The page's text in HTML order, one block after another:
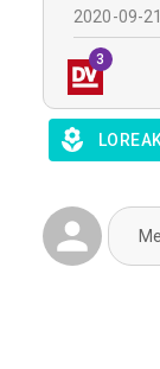
2020-09-21
3